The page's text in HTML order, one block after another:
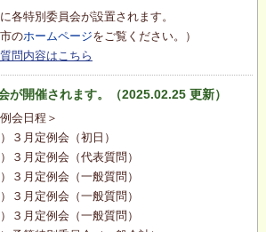
特別委員会が設置されます。
のホームページをご覧ください。）
問内容はこちら
が開催されます。（2025.02.25 更新）
会日程＞
３月定例会（初日）
月定例会（代表質問）
月定例会（一般質問）
月定例会（一般質問）
月定例会（一般質問）